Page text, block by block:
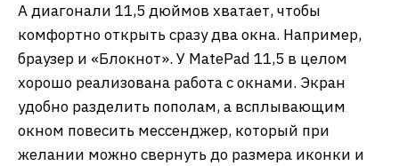
А диагонали 11,5 дюймов хватает, чтобы
комфортно открыть сразу два окна. Например,
браузер и «Блокнот». У MatePad 11,5 в целом
хорошо реализована работа с окнами. Экран
удобно разделить пополам, а всплывающим
окном повесить мессенджер, который при
желании можно свернуть до размера иконки и